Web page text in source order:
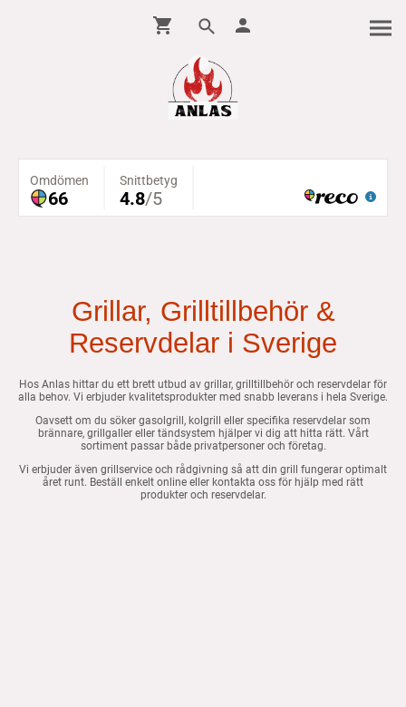
Grillar, Grilltillbehör &
Reservdelar i Sverige
Hos Anlas hittar du ett brett utbud av grillar, grilltillbehör och reservdelar för
alla behov. Vi erbjuder kvalitetsprodukter med snabb leverans i hela Sverige.
Oavsett om du söker gasolgrill, kolgrill eller specifika reservdelar som
brännare, grillgaller eller tändsystem hjälper vi dig att hitta rätt. Vårt
sortiment passar både privatpersoner och företag.
Vi erbjuder även grillservice och rådgivning så att din grill fungerar optimalt
året runt. Beställ enkelt online eller kontakta oss för hjälp med rätt
produkter och reservdelar.